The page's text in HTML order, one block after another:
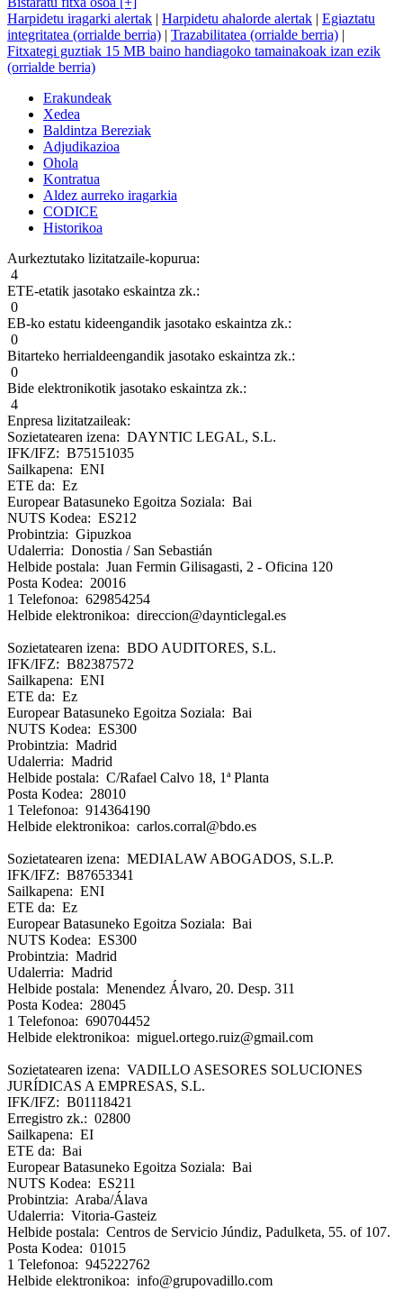
Harpidetu iragarki alertak | Harpidetu ahalorde alertak | Egiaztatu
integritatea (orrialde berria) | Trazabilitatea (orrialde berria) |
Fitxategi guztiak 15 MB baino handiagoko tamainakoak izan ezik
(orrialde berria)
Erakundeak
Xedea
Baldintza Bereziak
Adjudikazioa
Ohola
Kontratua
Aldez aurreko iragarkia
CODICE
Historikoa
Aurkeztutako lizitatzaile-kopurua:
4
ETE-etatik jasotako eskaintza zk.:
0
EB-ko estatu kideengandik jasotako eskaintza zk.:
0
Bitarteko herrialdeengandik jasotako eskaintza zk.:
0
Bide elektronikotik jasotako eskaintza zk.:
4
Enpresa lizitatzaileak:
Sozietatearen izena: DAYNTIC LEGAL, S.L.
IFK/IFZ: B75151035
Sailkapena: ENI
ETE da: Ez
Europear Batasuneko Egoitza Soziala: Bai
NUTS Kodea: ES212
Probintzia: Gipuzkoa
Udalerria: Donostia / San Sebastián
Helbide postala: Juan Fermin Gilisagasti, 2 - Oficina 120
Posta Kodea: 20016
1 Telefonoa: 629854254
Helbide elektronikoa: direccion@daynticlegal.es
Sozietatearen izena: BDO AUDITORES, S.L.
IFK/IFZ: B82387572
Sailkapena: ENI
ETE da: Ez
Europear Batasuneko Egoitza Soziala: Bai
NUTS Kodea: ES300
Probintzia: Madrid
Udalerria: Madrid
Helbide postala: C/Rafael Calvo 18, 1ª Planta
Posta Kodea: 28010
1 Telefonoa: 914364190
Helbide elektronikoa: carlos.corral@bdo.es
Sozietatearen izena: MEDIALAW ABOGADOS, S.L.P.
IFK/IFZ: B87653341
Sailkapena: ENI
ETE da: Ez
Europear Batasuneko Egoitza Soziala: Bai
NUTS Kodea: ES300
Probintzia: Madrid
Udalerria: Madrid
Helbide postala: Menendez Álvaro, 20. Desp. 311
Posta Kodea: 28045
1 Telefonoa: 690704452
Helbide elektronikoa: miguel.ortego.ruiz@gmail.com
Sozietatearen izena: VADILLO ASESORES SOLUCIONES
JURÍDICAS A EMPRESAS, S.L.
IFK/IFZ: B01118421
Erregistro zk.: 02800
Sailkapena: EI
ETE da: Bai
Europear Batasuneko Egoitza Soziala: Bai
NUTS Kodea: ES211
Probintzia: Araba/Álava
Udalerria: Vitoria-Gasteiz
Helbide postala: Centros de Servicio Júndiz, Padulketa, 55. of 107.
Posta Kodea: 01015
1 Telefonoa: 945222762
Helbide elektronikoa: info@grupovadillo.com